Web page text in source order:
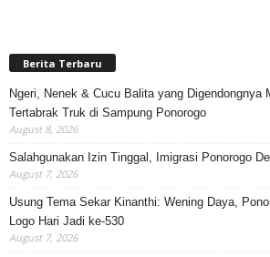
Berita Terbaru
Ngeri, Nenek & Cucu Balita yang Digendongnya
Tertabrak Truk di Sampung Ponorogo
August 8, 2026
Salahgunakan Izin Tinggal, Imigrasi Ponorogo
August 7, 2026
Usung Tema Sekar Kinanthi: Wening Daya,
Logo Hari Jadi ke-530
August 7, 2026